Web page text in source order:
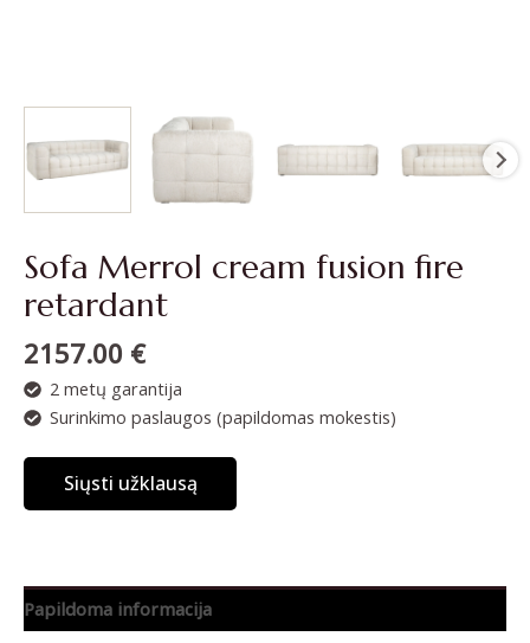
Sofa Merrol cream fusion fire
retardant
2157.00 €
2 metų garantija
Surinkimo paslaugos (papildomas mokestis)
Siųsti užklausą
Papildoma informacija